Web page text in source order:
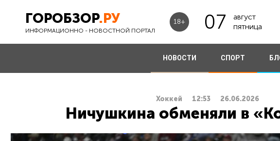
ГОРОБЗОР.РУ
ИНФОРМАЦИОННО - НОВОСТНОЙ ПОРТАЛ
18+ 07
август
пятница
НОВОСТИ СПОРТ
Хоккей 12:53 26.06.2026
Ничушкина обменяли в